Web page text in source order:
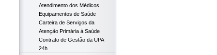
Atendimento dos Médicos
Equipamentos de Saúde
Carteira de Serviços da
Atenção Primária à Saúde
Contrato de Gestão da UPA
24h